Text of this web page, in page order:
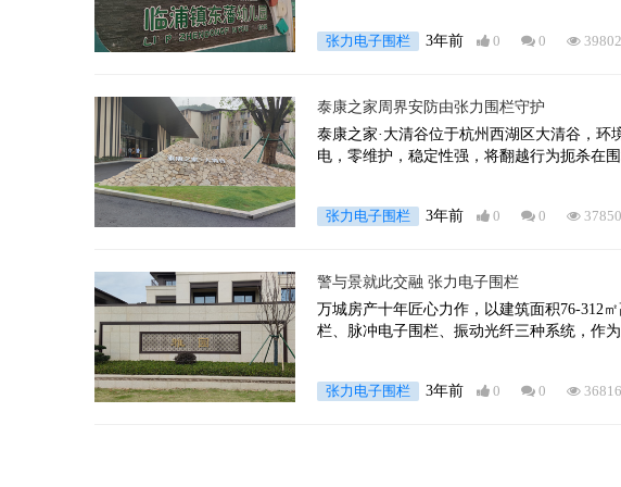
张力电子围栏 3年前 0 0 39802
泰康之家周界安防由张力围栏守护
泰康之家·大清谷位于杭州西湖区大清谷，
电，零维护，稳定性强，将翻越行为扼杀在
张力电子围栏 3年前 0 0 37850
警与景就此交融 张力电子围栏
万城房产十年匠心力作，以建筑面积76-312
栏、脉冲电子围栏、振动光纤三种系统，作
张力电子围栏 3年前 0 0 36816